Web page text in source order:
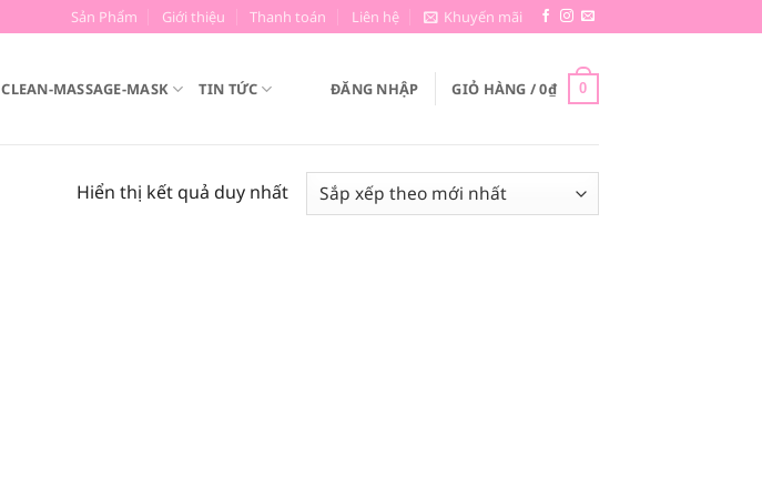
Sản Phẩm Giới thiệu Thanh toán Liên hệ Khuyến mãi
CLEAN-MASSAGE-MASK TIN TỨC ĐĂNG NHẬP GIỎ HÀNG /0₫ 0
Hiển thị kết quả duy nhất